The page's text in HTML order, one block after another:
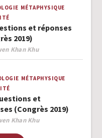
MÉTAPHYSIQUE
et réponses
2019)
Khan Khu
MÉTAPHYSIQUE
et
(Congrès 2019)
Khan Khu